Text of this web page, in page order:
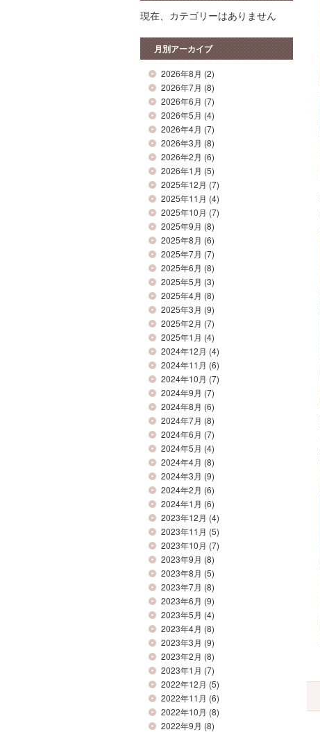
現在、カテゴリーはありません
月別アーカイブ
2026年8月 (2)
2026年7月 (8)
2026年6月 (7)
2026年5月 (4)
2026年4月 (7)
2026年3月 (8)
2026年2月 (6)
2026年1月 (5)
2025年12月 (7)
2025年11月 (4)
2025年10月 (7)
2025年9月 (8)
2025年8月 (6)
2025年7月 (7)
2025年6月 (8)
2025年5月 (3)
2025年4月 (8)
2025年3月 (9)
2025年2月 (7)
2025年1月 (4)
2024年12月 (4)
2024年11月 (6)
2024年10月 (7)
2024年9月 (7)
2024年8月 (6)
2024年7月 (8)
2024年6月 (7)
2024年5月 (4)
2024年4月 (8)
2024年3月 (9)
2024年2月 (6)
2024年1月 (6)
2023年12月 (4)
2023年11月 (5)
2023年10月 (7)
2023年9月 (8)
2023年8月 (5)
2023年7月 (8)
2023年6月 (9)
2023年5月 (4)
2023年4月 (8)
2023年3月 (9)
2023年2月 (8)
2023年1月 (7)
2022年12月 (5)
2022年11月 (6)
2022年10月 (8)
2022年9月 (8)